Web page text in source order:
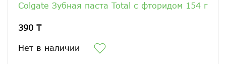
Colgate Зубная паста Total с фторидом 154 г
390 ₸
Нет в наличии